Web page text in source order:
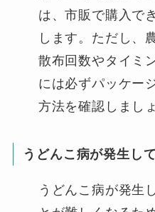
は、市販で購入で
します。ただし、
散布回数やタイミ
には必ずパッケー
方法を確認しまし
うどんこ病が発生し
うどんこ病が発生